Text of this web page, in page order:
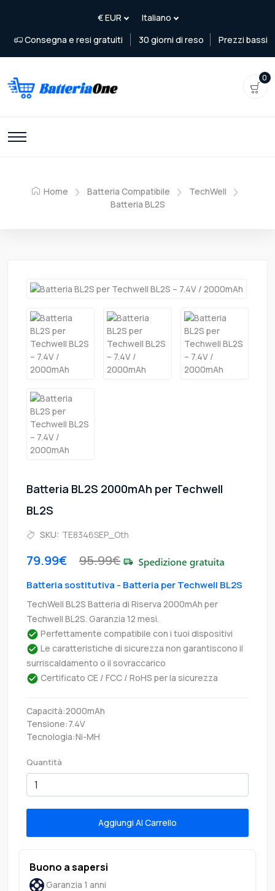
Consegna e resi gratuiti 30 giorni di reso Prezzi bassi
0
Home Batteria Compatibile
TechWell
Batteria BL2S
Batteria BL2S 2000mAh per Techwell
BL2S
SKU: TE8346SEP_Oth
79.99€ 95.99€
Batteria sostitutiva - Batteria per Techwell BL2S
TechWell BL2S Batteria di Riserva 2000mAh per
Techwell BL2S. Garanzia 12 mesi.
Perfettamente compatibile con i tuoi dispositivi
Le caratteristiche di sicurezza non garantiscono il
surriscaldamento o il sovraccarico
Certificato CE / FCC / RoHS per la sicurezza
Capacità:2000mAh
Tensione:7.4V
Tecnologia:Ni-MH
Quantità
Aggiungi Al Carrello
Buono a sapersi
Garanzia 1 anni